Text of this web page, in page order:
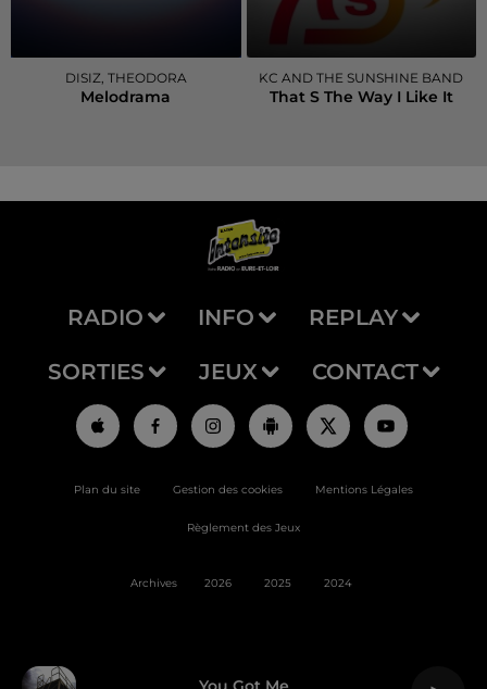
DISIZ, THEODORA
Melodrama
KC AND THE SUNSHINE BAND
That S The Way I Like It
RADIO INFO REPLAY
SORTIES JEUX CONTACT
Plan du site Gestion des cookies Mentions Légales
Règlement des Jeux
Archives 2026 2025 2024